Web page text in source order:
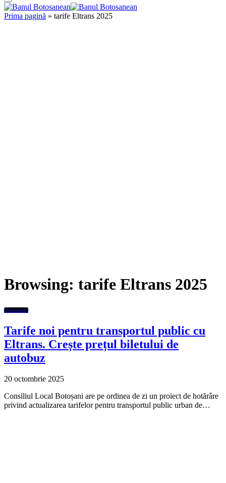
Prima pagină » tarife Eltrans 2025
Browsing: tarife Eltrans 2025
Economic
Tarife noi pentru transportul public cu
Eltrans. Crește prețul biletului de
autobuz
20 octombrie 2025
Consiliul Local Botoșani are pe ordinea de zi un proiect de hotărâre
privind actualizarea tarifelor pentru transportul public urban de…